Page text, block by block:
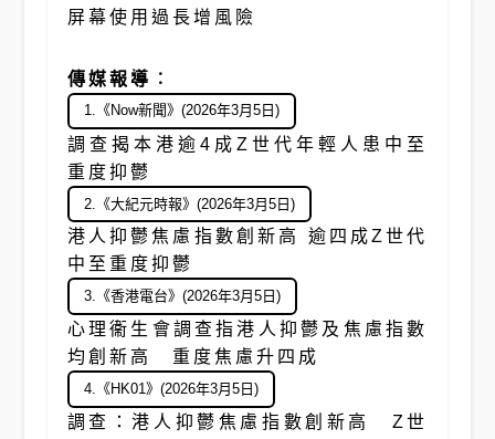
屏幕使用過長增風險
傳媒報導︰
1.《Now新聞》(2026年3月5日)
調查揭本港逾4成Z世代年輕人患中至
重度抑鬱
2.《大紀元時報》(2026年3月5日)
港人抑鬱焦慮指數創新高 逾四成Z世代
中至重度抑鬱
3.《香港電台》(2026年3月5日)
心理衞生會調查指港人抑鬱及焦慮指數
均創新高 重度焦慮升四成
4.《HK01》(2026年3月5日)
調查：港人抑鬱焦慮指數創新高 Z世